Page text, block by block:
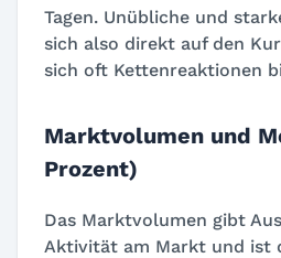
Tagen. Unübliche und
sich also direkt auf den
sich oft Kettenreaktionen
Marktvolumen und
Prozent)
Das Marktvolumen gibt
Aktivität am Markt und ist